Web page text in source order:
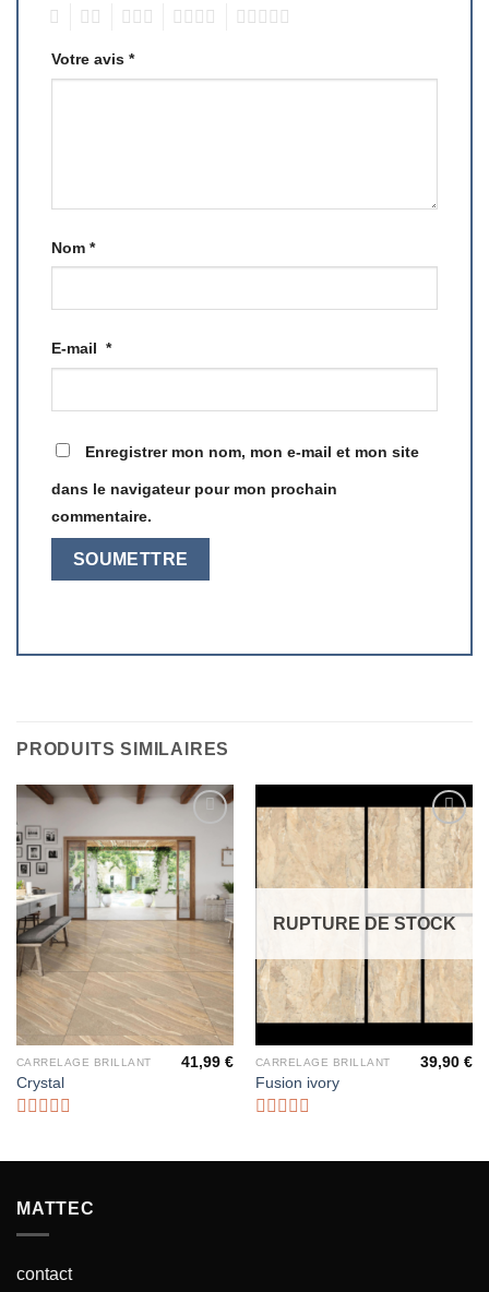
Votre avis *
Nom *
E-mail *
Enregistrer mon nom, mon e-mail et mon site
dans le navigateur pour mon prochain
commentaire.
PRODUITS SIMILAIRES
Ajouter
à la liste
d’envies
CARRELAGE BRILLANT
Crystal
sur
41,99€
Ajouter
à la liste
d’envies
RUPTURE DE STOCK
CARRELAGE BRILLANT
Fusion ivory
sur
39,90€
MATTEC
contact